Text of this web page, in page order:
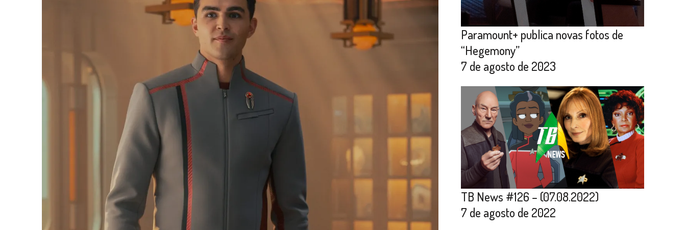
Paramount+ publica novas fotos de
“Hegemony”
7 de agosto de 2023
TB News #126 – (07.08.2022)
7 de agosto de 2022